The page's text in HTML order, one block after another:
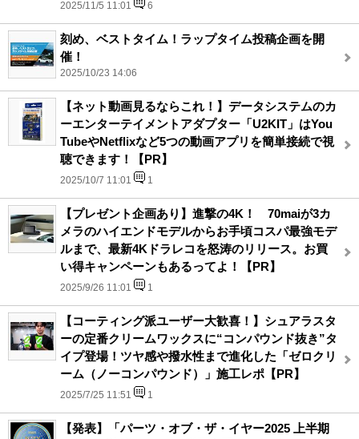
2025/11/5 11:01 6
刻め、ベストタイム！ラップタイム投稿企画を開
催！
2025/10/23 14:06
【ネット動画見るならこれ！】データシステムのカ
ーエンターテイメントアダプター「U2KIT」はYou
TubeやNetflixなど5つの動画アプリを簡単接続で視
聴できます！【PR】
2025/10/7 11:01 1
【プレゼント企画あり】進撃の4K！ 70maiが3カ
メラのハイエンドモデルからお手頃コスパ最強モデ
ルまで、最新4Kドラレコを怒涛のリリース。お買
い得キャンペーンもあるってよ！【PR】
2025/9/26 11:01 1
【コーティング派ユーザー大歓喜！】シュアラスタ
ーの定番クリームワックスに“コンパウンド抜き”タ
イプ登場！ツヤ感や撥水性まで進化した「ゼロクリ
ーム（ノーコンパウンド）」施工レポ【PR】
2025/7/25 11:51 1
【発表】「パーツ・オブ・ザ・イヤー2025 上半期